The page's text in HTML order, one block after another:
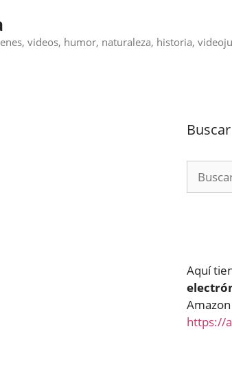
videos, humor, naturaleza, historia,
Buscar
Aquí
https://